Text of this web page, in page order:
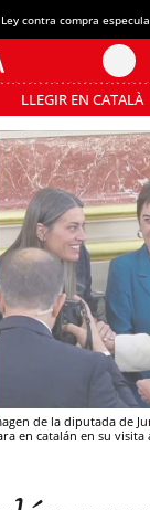
Ley contra compra
LLEGIR EN CATALÀ
al MODO AHORRO
de la diputada de
en catalán en su visita